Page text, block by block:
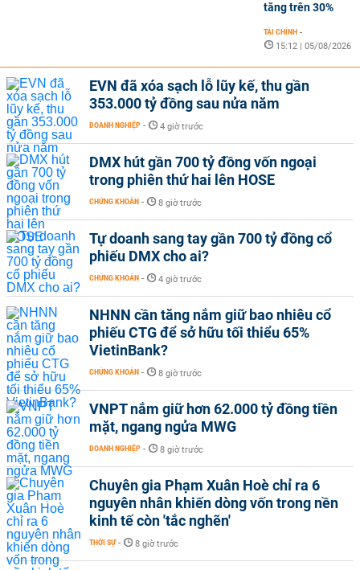
tăng trên 30%
TÀI CHÍNH -
15:12 | 05/08/2026
EVN đã xóa sạch lỗ lũy kế, thu gần
353.000 tỷ đồng sau nửa năm
DOANH NGHIỆP - 4 giờ trước
DMX hút gần 700 tỷ đồng vốn ngoại
trong phiên thứ hai lên HOSE
CHỨNG KHOÁN - 8 giờ trước
Tự doanh sang tay gần 700 tỷ đồng cổ
phiếu DMX cho ai?
CHỨNG KHOÁN - 4 giờ trước
NHNN cần tăng nắm giữ bao nhiêu cổ
phiếu CTG để sở hữu tối thiểu 65%
VietinBank?
CHỨNG KHOÁN - 8 giờ trước
VNPT nắm giữ hơn 62.000 tỷ đồng tiền
mặt, ngang ngửa MWG
DOANH NGHIỆP - 8 giờ trước
Chuyên gia Phạm Xuân Hoè chỉ ra 6
nguyên nhân khiến dòng vốn trong nền
kinh tế còn 'tắc nghẽn'
THỜI SỰ - 8 giờ trước